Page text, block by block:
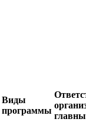
Виды
программы